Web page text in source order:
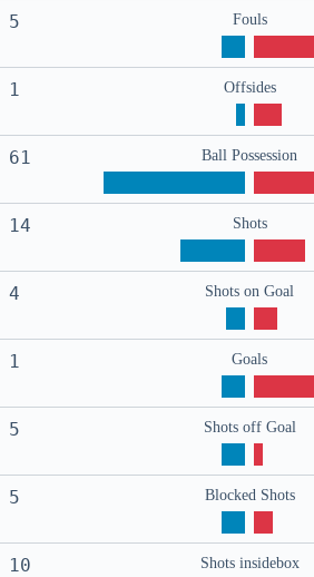
5 Fouls
1 Offsides
61 Ball Possession
14 Shots
4 Shots on Goal
1 Goals
5 Shots off Goal
5 Blocked Shots
10 Shots insidebox